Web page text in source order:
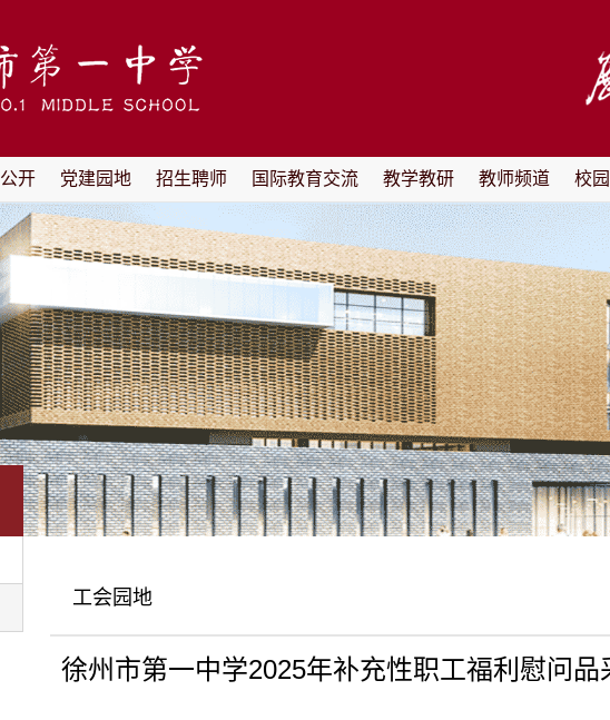
开 党建园地 招生聘师 国际教育交流 教学教研 教师频道 校
工会园地
徐州市第一中学2025年补充性职工福利慰问